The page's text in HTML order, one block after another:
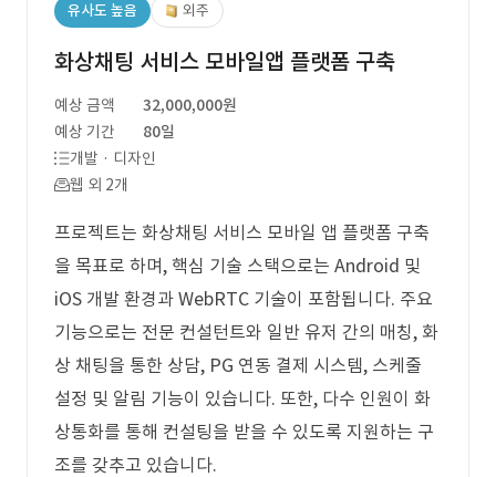
유사도 높음 외주
화상채팅 서비스 모바일앱 플랫폼 구축
예상 금액
32,000,000원
예상 기간
80일
개발 · 디자인
웹 외 2개
프로젝트는 화상채팅 서비스 모바일 앱 플랫폼 구축
을 목표로 하며, 핵심 기술 스택으로는 Android 및
iOS 개발 환경과 WebRTC 기술이 포함됩니다. 주요
기능으로는 전문 컨설턴트와 일반 유저 간의 매칭, 화
상 채팅을 통한 상담, PG 연동 결제 시스템, 스케줄
설정 및 알림 기능이 있습니다. 또한, 다수 인원이 화
상통화를 통해 컨설팅을 받을 수 있도록 지원하는 구
조를 갖추고 있습니다.